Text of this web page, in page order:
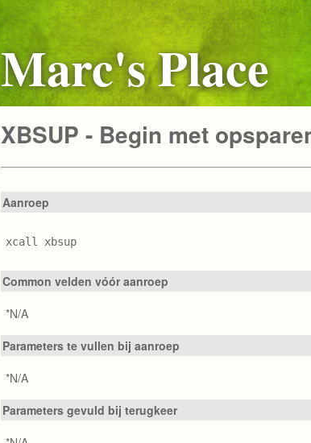
Marc's Place
XBSUP - Begin met
Aanroep
xcall xbsup
Common velden vóór aanroep
*N/A
Parameters te vullen bij aanroep
*N/A
Parameters gevuld bij terugkeer